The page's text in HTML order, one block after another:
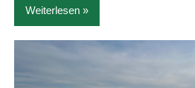
Weiterlesen